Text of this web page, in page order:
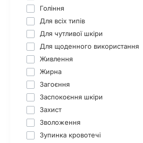
Гоління
Для всіх типів
Для чутливої шкіри
Для щоденного використання
Живлення
Жирна
Загоєння
Заспокоєння шкіри
Захист
Зволоження
Зупинка кровотечі